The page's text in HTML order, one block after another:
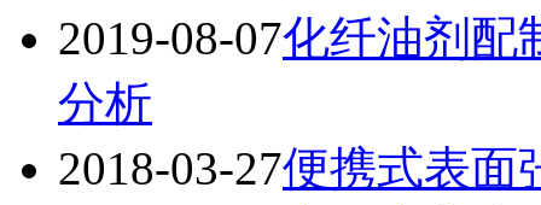
2019-08-07化纤油剂配
分析
2018-03-27便携式表面